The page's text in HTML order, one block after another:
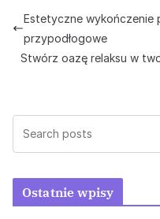
Estetyczne wykończenie
przypodłogowe
Stwórz oazę relaksu w
Ostatnie wpisy